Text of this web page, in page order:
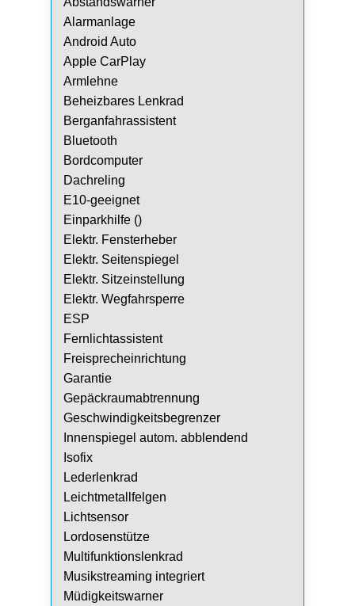
Alarmanlage
Android Auto
Apple CarPlay
Armlehne
Beheizbares Lenkrad
Berganfahrassistent
Bluetooth
Bordcomputer
Dachreling
E10-geeignet
Einparkhilfe ()
Elektr. Fensterheber
Elektr. Seitenspiegel
Elektr. Sitzeinstellung
Elektr. Wegfahrsperre
ESP
Fernlichtassistent
Freisprecheinrichtung
Garantie
Gepäckraumabtrennung
Geschwindigkeitsbegrenzer
Innenspiegel autom. abblendend
Isofix
Lederlenkrad
Leichtmetallfelgen
Lichtsensor
Lordosenstütze
Multifunktionslenkrad
Musikstreaming integriert
Müdigkeitswarner